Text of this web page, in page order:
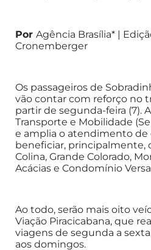
Por Agência Brasília* |
Cronemberger
Os passageiros de
vão contar com reforço no
partir de segunda-feira (7).
Transporte e Mobilidade
e amplia o atendimento de
beneficiar, principalmente,
Colina, Grande Colorado,
Acácias e Condomínio
Ao todo, serão mais oito
Viação Piracicabana, que
viagens de segunda a
aos domingos.